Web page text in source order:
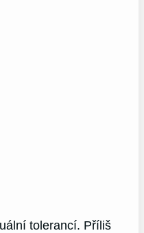
tolerancí. Příliš